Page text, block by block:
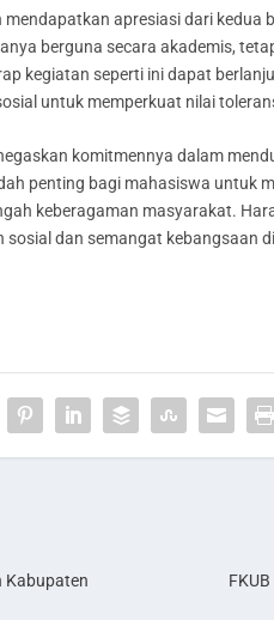
apresiasi dari kedua
berguna secara akademis,
kegiatan seperti ini dapat
untuk memperkuat nilai
komitmennya dalam
penting bagi mahasiswa untuk
keberagaman masyarakat.
dan semangat kebangsaan
Kabupaten